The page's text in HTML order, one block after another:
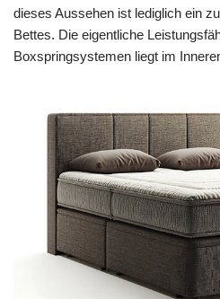
dieses Aussehen ist lediglich ein
Bettes. Die eigentliche
Boxspringsystemen liegt im